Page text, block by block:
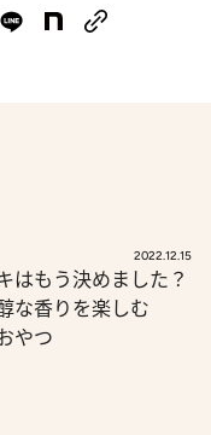
2022.12.15
はもう決めました？
な香りを楽しむ
やつ